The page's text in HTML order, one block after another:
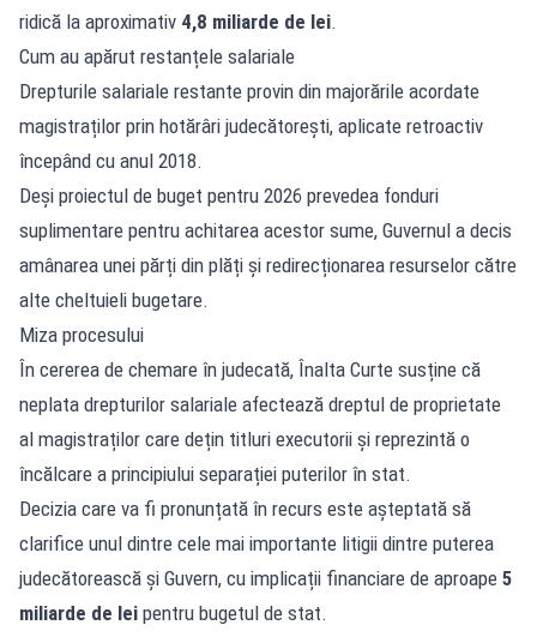
ridică la aproximativ 4,8 miliarde de lei.
Cum au apărut restanțele salariale
Drepturile salariale restante provin din majorările acordate
magistraților prin hotărâri judecătorești, aplicate retroactiv
începând cu anul 2018.
Deși proiectul de buget pentru 2026 prevedea fonduri
suplimentare pentru achitarea acestor sume, Guvernul a decis
amânarea unei părți din plăți și redirecționarea resurselor către
alte cheltuieli bugetare.
Miza procesului
În cererea de chemare în judecată, Înalta Curte susține că
neplata drepturilor salariale afectează dreptul de proprietate
al magistraților care dețin titluri executorii și reprezintă o
încălcare a principiului separației puterilor în stat.
Decizia care va fi pronunțată în recurs este așteptată să
clarifice unul dintre cele mai importante litigii dintre puterea
judecătorească și Guvern, cu implicații financiare de aproape 5
miliarde de lei pentru bugetul de stat.